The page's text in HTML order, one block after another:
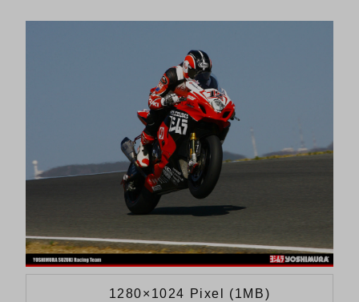
1280×1024 Pixel (1MB)